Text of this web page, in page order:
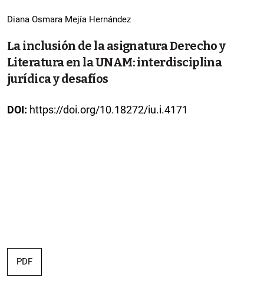
Diana Osmara Mejía Hernández
La inclusión de la asignatura Derecho y
Literatura en la UNAM: interdisciplina
jurídica y desafíos
DOI: https://doi.org/10.18272/iu.i.4171
PDF